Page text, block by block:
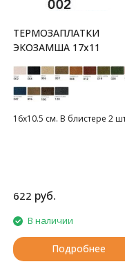
ТЕРМОЗАПЛАТКИ
ЭКОЗАМША 17x11
16х10.5 см. В блистере 2
622 руб.
В наличии
Подробнее